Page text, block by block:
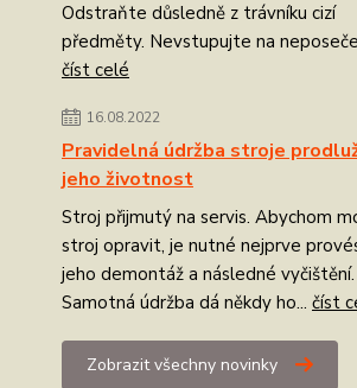
Odstraňte důsledně z trávníku cizí
předměty. Nevstupujte na
číst celé
16.08.2022
Pravidelná údržba stroje
jeho životnost
Stroj přijmutý na servis. Abychom
stroj opravit, je nutné nejprve
jeho demontáž a následné vyčištění.
Samotná údržba dá někdy ho... číst
Zobrazit všechny novinky